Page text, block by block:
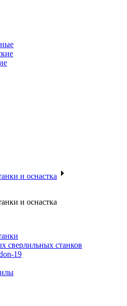
и оснастка
и оснастка
сверлильных станков
19